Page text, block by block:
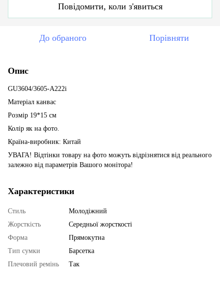
Повідомити, коли з'явиться
До обраного Порівняти
Опис
GU3604/3605-A222i
Матеріал канвас
Розмір 19*15 см
Колір як на фото.
Країна-виробник: Китай
УВАГА! Відтінки товару на фото можуть відрізнятися від реального
залежно від параметрів Вашого монітора!
Характеристики
Стиль
Молодіжний
Жорсткість
Середньої жорсткості
Форма
Прямокутна
Тип сумки
Барсетка
Плечовий ремінь
Так